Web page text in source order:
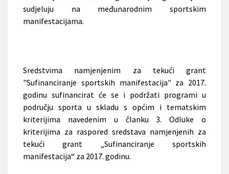
sudjeluju na međunarodnim sportskim
manifestacijama.
Sredstvima namjenjenim za tekući grant
"Sufinanciranje sportskih manifestacija" za 2017.
godinu sufinancirat će se i podržati programi u
području sporta u skladu s općim i tematskim
kriterijima navedenim u članku 3. Odluke o
kriterijima za raspored sredstava namjenjenih za
tekući grant „Sufinanciranje sportskih
manifestacija“ za 2017. godinu.